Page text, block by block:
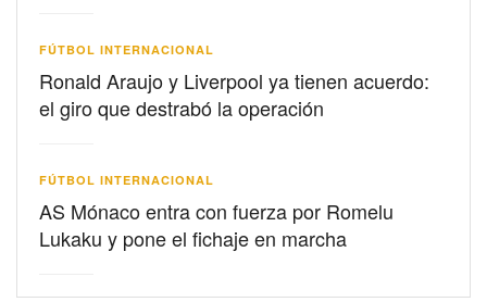
FÚTBOL INTERNACIONAL
Ronald Araujo y Liverpool ya tienen acuerdo:
el giro que destrabó la operación
FÚTBOL INTERNACIONAL
AS Mónaco entra con fuerza por Romelu
Lukaku y pone el fichaje en marcha